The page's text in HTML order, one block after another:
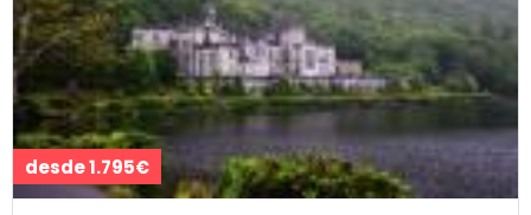
desde 1.795€